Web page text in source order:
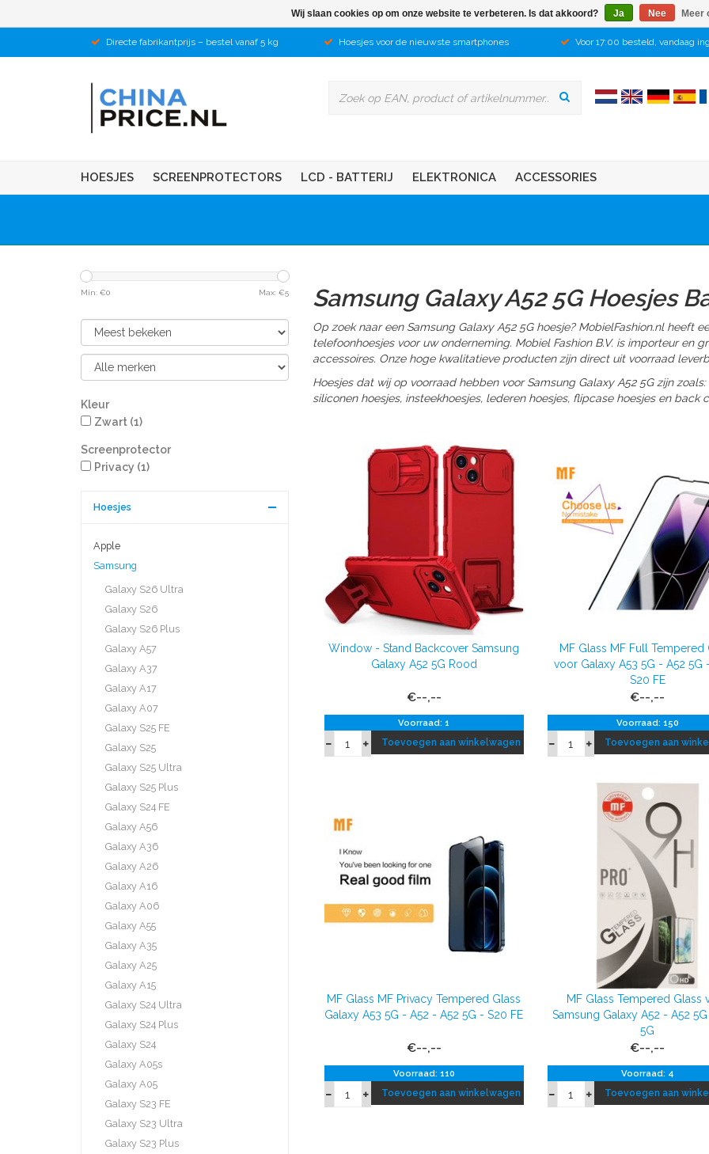
Directe fabrikantprijs – bestel vanaf 5 kg Hoesjes voor de nieuwste smartphones Voor 17:00 besteld, vandaag
HOESJES SCREENPROTECTORS LCD - BATTERIJ ELEKTRONICA ACCESSORIES
Min: €0 Max: €5
Kleur
Zwart (1)
Screenprotector
Privacy (1)
Hoesjes
Apple
Samsung
Galaxy S26 Ultra
Galaxy S26
Galaxy S26 Plus
Galaxy A57
Galaxy A37
Galaxy A17
Galaxy A07
Galaxy S25 FE
Galaxy S25
Galaxy S25 Ultra
Galaxy S25 Plus
Galaxy S24 FE
Galaxy A56
Galaxy A36
Galaxy A26
Galaxy A16
Galaxy A06
Galaxy A55
Galaxy A35
Galaxy A25
Galaxy A15
Galaxy S24 Ultra
Galaxy S24 Plus
Galaxy S24
Galaxy A05s
Galaxy A05
Galaxy S23 FE
Galaxy S23 Ultra
Galaxy S23 Plus
Samsung Galaxy A52 5G Hoesjes
Op zoek naar een Samsung Galaxy A52 5G hoesje? MobielFashion.nl heeft
telefoonhoesjes voor uw onderneming. Mobiel Fashion B.V. is importeur en
accessoires. Onze hoge kwalitatieve producten zijn direct uit voorraad
Hoesjes dat wij op voorraad hebben voor Samsung Galaxy A52 5G zijn
siliconen hoesjes, insteekhoesjes, lederen hoesjes, flipcase hoesjes en back
Window - Stand Backcover Samsung
Galaxy A52 5G Rood
€--,--
Voorraad: 1
Toevoegen aan winkelwagen
MF Glass MF Full Tempered
voor Galaxy A53 5G - A52 5G
S20 FE
€--,--
Voorraad: 150
Toevoegen aan
MF Glass MF Privacy Tempered Glass
Galaxy A53 5G - A52 - A52 5G - S20 FE
€--,--
Voorraad: 110
Toevoegen aan winkelwagen
MF Glass Tempered Glass
Samsung Galaxy A52 - A52
5G
€--,--
Voorraad: 4
Toevoegen aan
Wij slaan cookies op om onze website te verbeteren. Is dat akkoord? Ja Nee Meer